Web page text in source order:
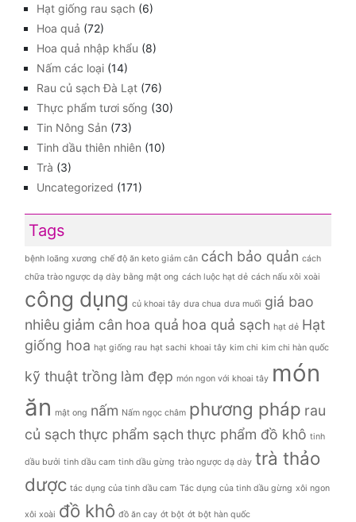
Hạt giống rau sạch (6)
Hoa quả (72)
Hoa quả nhập khẩu (8)
Nấm các loại (14)
Rau củ sạch Đà Lạt (76)
Thực phẩm tươi sống (30)
Tin Nông Sản (73)
Tinh dầu thiên nhiên (10)
Trà (3)
Uncategorized (171)
Tags
bệnh loãng xương chế độ ăn keto giảm cân cách bảo quản cách
chữa trào ngược dạ dày bằng mật ong cách luộc hạt dẻ cách nấu xôi xoài
công dụng củ khoai tây dưa chua dưa muối giá bao
nhiêu giảm cân hoa quả hoa quả sạch hạt dẻ Hạt
giống hoa hạt giống rau hạt sachi khoai tây kim chi kim chi hàn quốc
kỹ thuật trồng làm đẹp món ngon với khoai tây món
ăn mật ong nấm Nấm ngọc châm phương pháp rau
củ sạch thực phẩm sạch thực phẩm đồ khô tinh
dầu bưởi tinh dầu cam tinh dầu gừng trào ngược dạ dày trà thảo
dược tác dụng của tinh dầu cam Tác dụng của tinh dầu gừng xôi ngon
xôi xoài đồ khô đồ ăn cay ớt bột ớt bột hàn quốc